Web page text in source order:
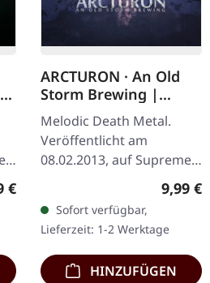
Preis:
€
ARCTURON · An Old
Storm Brewing |
DIGIPAK CD
Melodic Death Metal.
Veröffentlicht am
08.02.2013, auf Supreme
Chaos Records. Limitiert
Auflage als CD im DigiPak.
Aus den schweizer
Bergen steigen…
9,99 €
Sofort verfügbar,
Lieferzeit: 1-2 Werktage
HINZUFÜGEN